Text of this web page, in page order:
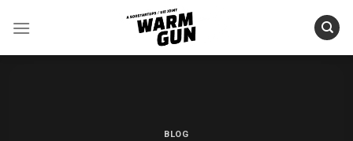
BLOG